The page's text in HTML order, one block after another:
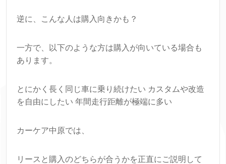
逆に、こんな人は購入向きかも？
一方で、以下のような方は購入が向いている場合も
あります。
とにかく長く同じ車に乗り続けたい カスタムや改造
を自由にしたい 年間走行距離が極端に多い
カーケア中原では、
リースと購入のどちらが合うかを正直にご説明して